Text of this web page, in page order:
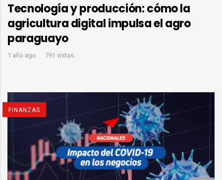
Tecnología y producción: cómo la
agricultura digital impulsa el agro
paraguayo
1 año ago 791 vistas
FINANZAS